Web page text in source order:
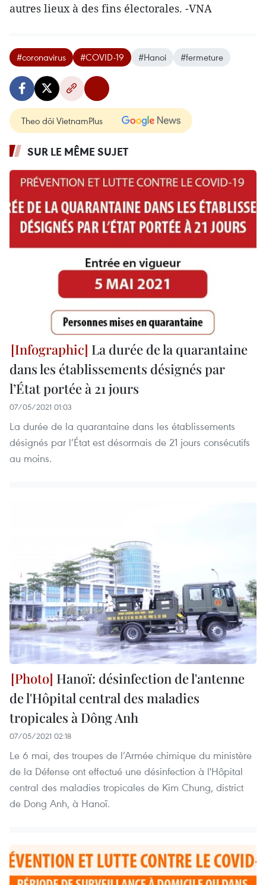
autres lieux à des fins électorales. -VNA
#coronavirus #COVID-19 #Hanoi #fermeture
Theo dõi VietnamPlus
SUR LE MÊME SUJET
La durée de la quarantaine
dans les établissements désignés par
l’État portée à 21 jours
07/05/2021 01:03
La durée de la quarantaine dans les établissements
désignés par l’État est désormais de 21 jours consécutifs
au moins.
Hanoï: désinfection de l'antenne
de l'Hôpital central des maladies
tropicales à Dông Anh
07/05/2021 02:18
Le 6 mai, des troupes de l’Armée chimique du ministère
de la Défense ont effectué une désinfection à l'Hôpital
central des maladies tropicales de Kim Chung, district
de Dong Anh, à Hanoï.